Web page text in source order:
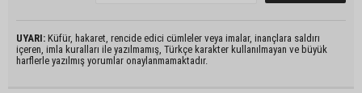
UYARI: Küfür, hakaret, rencide edici cümleler veya imalar, inançlara saldırı
içeren, imla kuralları ile yazılmamış, Türkçe karakter kullanılmayan ve büyük
harflerle yazılmış yorumlar onaylanmamaktadır.